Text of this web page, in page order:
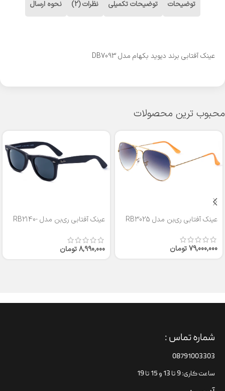
توضیحات توضیحات تکمیلی نظرات (2) نحوه ارسال
عینک آفتابی برند دیوید بکهام مدل DB7093
محبوب ترین محصولات
عینک آفتابی ری‌بن مدل RB3025
79,000,000تومان
عینک آفتابی ری‌بن مدل RB2140-
8,990,000تومان
شماره تماس :
08791003303
ساعت کاری: 9 تا 13 و 15 تا 19